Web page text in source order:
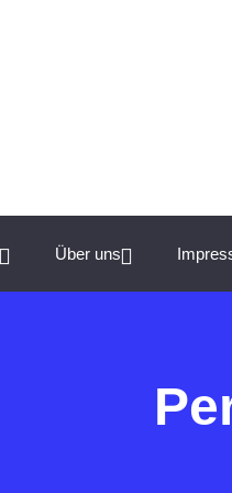
Über uns